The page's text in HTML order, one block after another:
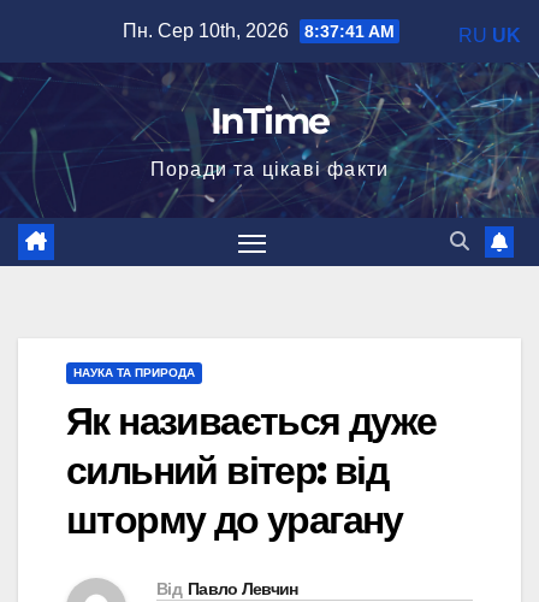
вмісту
Пн. Сер 10th, 2026 8:37:42 AM
InTime
Поради та цікаві факти
НАУКА ТА ПРИРОДА
Як називається дуже
сильний вітер: від
шторму до урагану
Від Павло Левчин
RU UK